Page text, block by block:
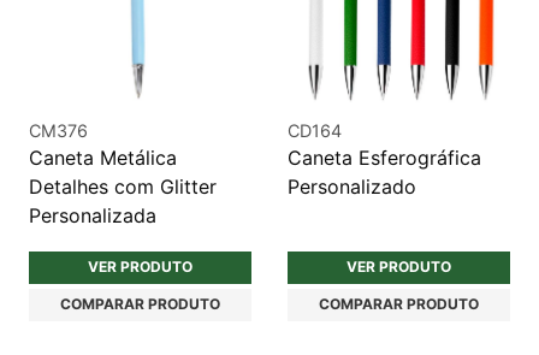
CM376
Caneta Metálica
Detalhes com Glitter
Personalizada
VER PRODUTO
COMPARAR PRODUTO
CD164
Caneta Esferográfica
Personalizado
VER PRODUTO
COMPARAR PRODUTO